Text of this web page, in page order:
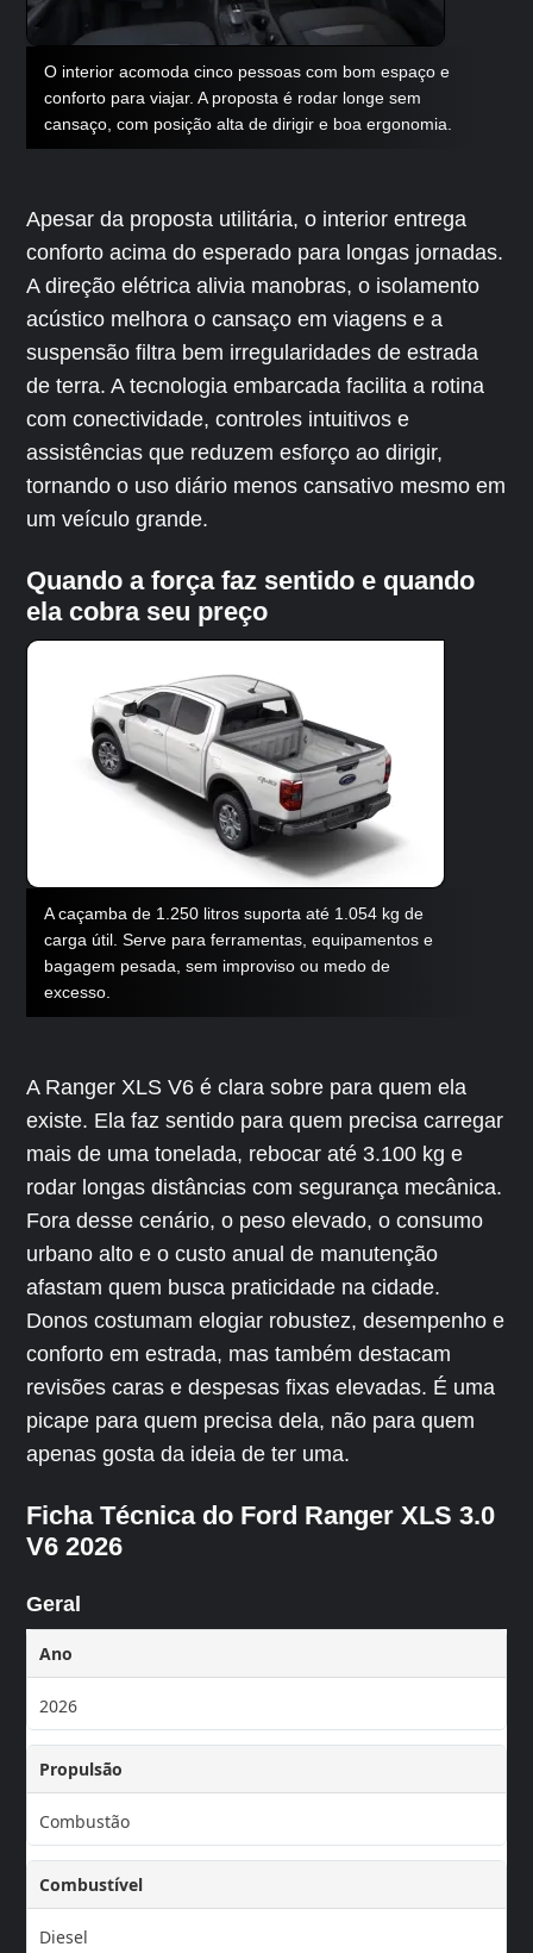
O interior acomoda cinco pessoas com bom espaço e
conforto para viajar. A proposta é rodar longe sem
cansaço, com posição alta de dirigir e boa ergonomia.
Apesar da proposta utilitária, o interior entrega
conforto acima do esperado para longas jornadas.
A direção elétrica alivia manobras, o isolamento
acústico melhora o cansaço em viagens e a
suspensão filtra bem irregularidades de estrada
de terra. A tecnologia embarcada facilita a rotina
com conectividade, controles intuitivos e
assistências que reduzem esforço ao dirigir,
tornando o uso diário menos cansativo mesmo em
um veículo grande.
Quando a força faz sentido e quando
ela cobra seu preço
A caçamba de 1.250 litros suporta até 1.054 kg de
carga útil. Serve para ferramentas, equipamentos e
bagagem pesada, sem improviso ou medo de
excesso.
A Ranger XLS V6 é clara sobre para quem ela
existe. Ela faz sentido para quem precisa carregar
mais de uma tonelada, rebocar até 3.100 kg e
rodar longas distâncias com segurança mecânica.
Fora desse cenário, o peso elevado, o consumo
urbano alto e o custo anual de manutenção
afastam quem busca praticidade na cidade.
Donos costumam elogiar robustez, desempenho e
conforto em estrada, mas também destacam
revisões caras e despesas fixas elevadas. É uma
picape para quem precisa dela, não para quem
apenas gosta da ideia de ter uma.
Ficha Técnica do Ford Ranger XLS 3.0
V6 2026
Geral
Ano
2026
Propulsão
Combustão
Combustível
Diesel